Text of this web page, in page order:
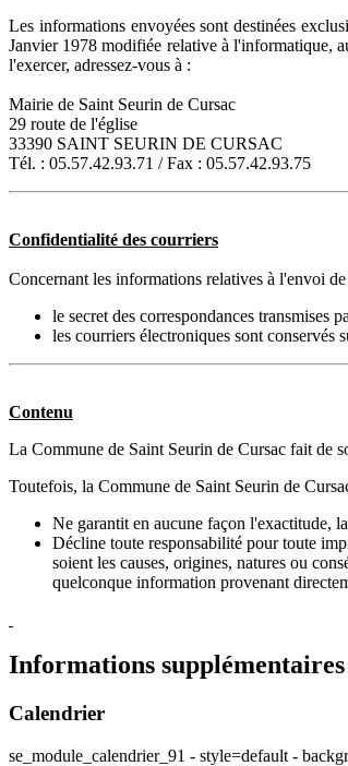
Les informations envoyées sont destinées
Janvier 1978 modifiée relative à l'informatique,
l'exercer, adressez-vous à :
Mairie de Saint Seurin de Cursac
29 route de l'église
33390 SAINT SEURIN DE CURSAC
Tél. : 05.57.42.93.71 / Fax : 05.57.42.93.75
Confidentialité des courriers
Concernant les informations relatives à l'envoi
le secret des correspondances transmises
les courriers électroniques sont
Contenu
La Commune de Saint Seurin de Cursac fait de
Toutefois, la Commune de Saint Seurin de
Ne garantit en aucune façon l'exactitude,
Décline toute responsabilité pour toute
soient les causes, origines, natures ou
quelconque information provenant
Informations supplémentaires
Calendrier
se_module_calendrier_91 - style=default -